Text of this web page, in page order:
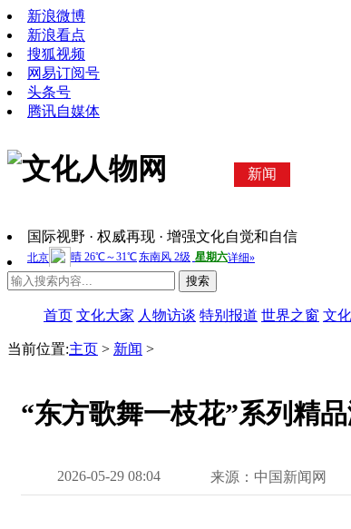
新浪微博
新浪看点
搜狐视频
网易订阅号
头条号
腾讯自媒体
新闻
国际视野 · 权威再现 · 增强文化自觉和自信
搜索
首页 文化大家 人物访谈 特别报道 世界之窗 文
当前位置:主页 > 新闻 >
“东方歌舞一枝花”系列精
2026-05-29 08:04 来源：中国新闻网